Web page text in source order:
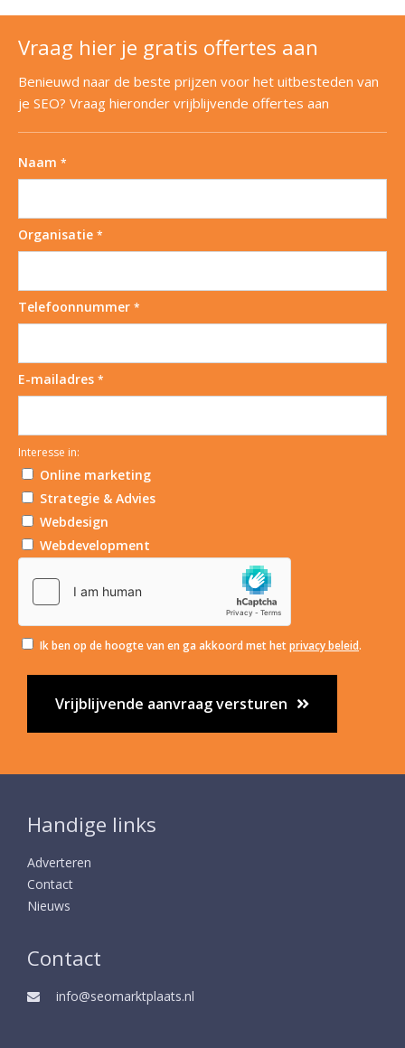
Vraag hier je gratis offertes aan
Benieuwd naar de beste prijzen voor het uitbesteden van
je SEO? Vraag hieronder vrijblijvende offertes aan
Naam *
Organisatie *
Telefoonnummer *
E-mailadres *
Interesse in:
Online marketing
Strategie & Advies
Webdesign
Webdevelopment
Ik ben op de hoogte van en ga akkoord met hetprivacy beleid.
Vrijblijvende aanvraag versturen
Handige links
Adverteren
Contact
Nieuws
Contact
info@seomarktplaats.nl